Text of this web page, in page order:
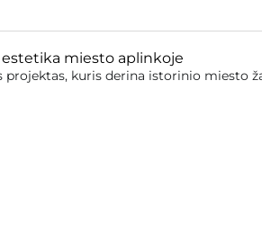
miesto aplinkoje
kuris derina istorinio miesto